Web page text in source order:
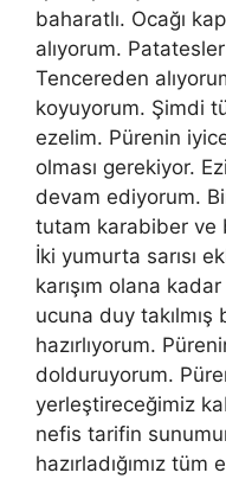
baharatlı. Ocağı
alıyorum.
Tencereden
koyuyorum. Şimdi
ezelim. Pürenin
olması gerekiyor.
devam ediyorum.
tutam karabiber ve
İki yumurta sarısı
karışım olana
ucuna duy takılmış
hazırlıyorum.
dolduruyorum.
yerleştireceğimiz
nefis tarifin
hazırladığımız